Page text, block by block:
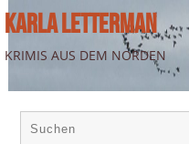
KARLA LETTERMAN
KRIMIS AUS DEM NORDEN